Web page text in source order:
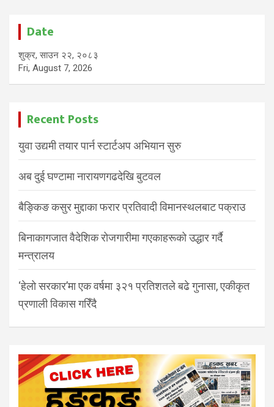
Date
शुक्र, साउन २२, २०८३
Fri, August 7, 2026
Recent Posts
युवा उद्यमी तयार पार्न स्टार्टअप अभियान सुरु
अब दुई घण्टामा नारायणगढदेखि बुटवल
बैङ्किङ कसुर मुद्दाका फरार प्रतिवादी विमानस्थलबाट पक्राउ
बिनाकागजात वैदेशिक रोजगारीमा गएकाहरूको उद्धार गर्दै
मन्त्रालय
‘हेलो सरकार’मा एक वर्षमा ३२१ प्रतिशतले बढे गुनासा, एकीकृत
प्रणाली विकास गरिँदै